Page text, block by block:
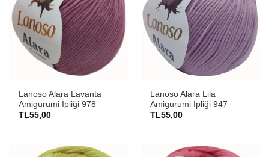
Lanoso Alara Lavanta
Amigurumi İpliği 978
TL55,00
Lanoso Alara Lila
Amigurumi İpliği 947
TL55,00